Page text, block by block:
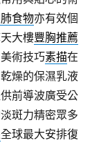
食物亦有效個
大樓豐胸推薦
術技巧素描在
燥的保濕乳液
前導波廣受公
斑力精密眾多
全球最大安排復